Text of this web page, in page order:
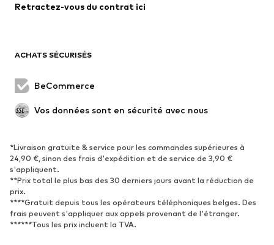
Manteaux
Jupes
Occasions spéciales
Nouveautés
Tendance
Baskets
Escarpins et talons hauts
Bottes
Sandales
Chaussures basses
Chaussures de sport
Retractez-vous du contrat ici
ACHATS SÉCURISÉS
BeCommerce
Vos données sont en sécurité avec nous
*Livraison gratuite & service pour les commandes supérieures à
24,90 €, sinon des frais d'expédition et de service de 3,90 €
s'appliquent.
**Prix total le plus bas des 30 derniers jours avant la réduction de
prix.
****Gratuit depuis tous les opérateurs téléphoniques belges. Des
frais peuvent s'appliquer aux appels provenant de l'étranger.
******Tous les prix incluent la TVA.